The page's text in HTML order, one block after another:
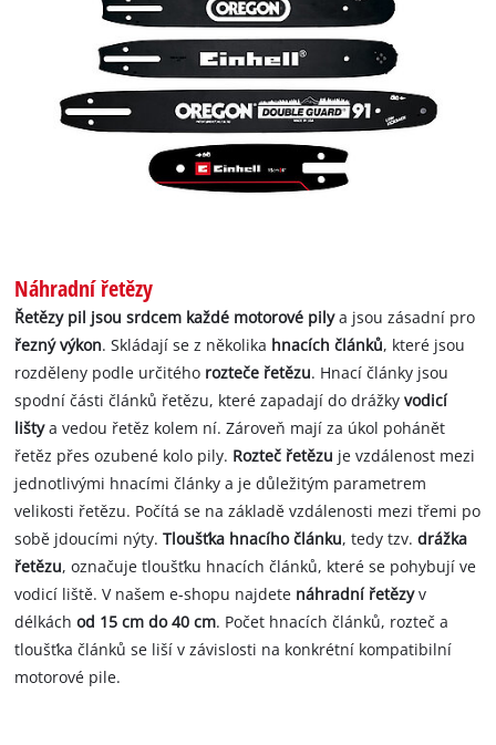
Náhradní řetězy
Řetězy pil jsou srdcem každé motorové pilya jsou zásadní pro
řezný výkon. Skládají se z několika hnacích článků, které jsou
rozděleny podle určitého rozteče řetězu. Hnací články jsou
spodní části článků řetězu, které zapadají do drážkyvodicí
lištya vedou řetěz kolem ní. Zároveň mají za úkol pohánět
řetěz přes ozubené kolo pily. Rozteč řetězu je vzdálenost mezi
jednotlivými hnacími články a je důležitým parametrem
velikosti řetězu. Počítá se na základě vzdálenosti mezi třemi po
sobě jdoucími nýty.Tloušťka hnacího článku, tedy tzv.drážka
řetězu, označuje tloušťku hnacích článků, které se pohybují ve
vodicí liště. V našem e-shopu najdete náhradní řetězyv
délkáchod 15 cm do 40 cm. Počet hnacích článků, rozteč a
tloušťka článků se liší v závislosti na konkrétní kompatibilní
motorové pile.